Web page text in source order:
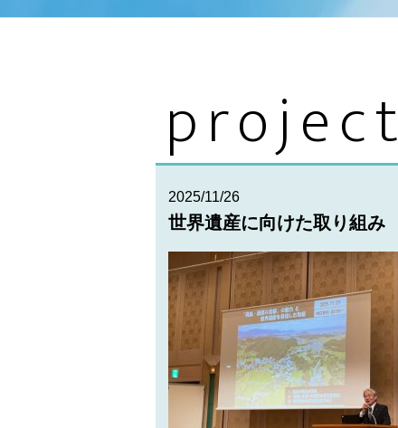
project
2025/11/26
世界遺産に向けた取り組み